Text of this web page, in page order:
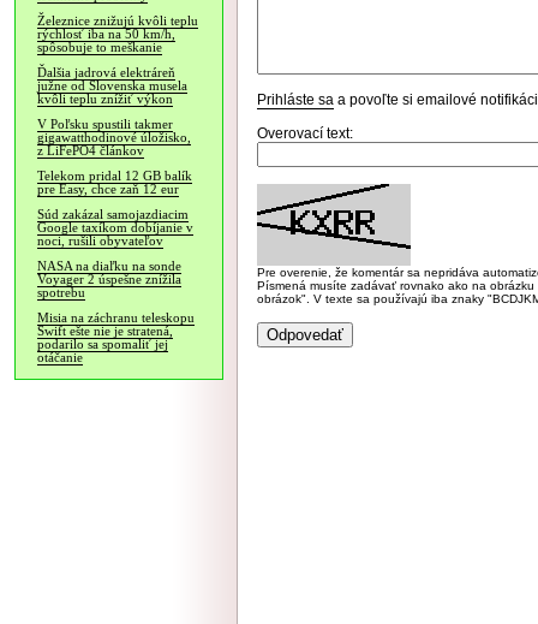
Železnice znižujú kvôli teplu
rýchlosť iba na 50 km/h,
spôsobuje to meškanie
Ďalšia jadrová elektráreň
južne od Slovenska musela
kvôli teplu znížiť výkon
V Poľsku spustili takmer
gigawatthodinové úložisko,
z LiFePO4 článkov
Telekom pridal 12 GB balík
pre Easy, chce zaň 12 eur
Súd zakázal samojazdiacim
Google taxíkom dobíjanie v
noci, rušili obyvateľov
NASA na diaľku na sonde
Voyager 2 úspešne znížila
spotrebu
Misia na záchranu teleskopu
Swift ešte nie je stratená,
podarilo sa spomaliť jej
otáčanie
Prihláste sa a povoľte si emailové
Overovací text:
Pre overenie, že komentár sa nepridáva
Písmená musíte zadávať rovnako ako na
obrázok". V texte sa používajú iba znaky